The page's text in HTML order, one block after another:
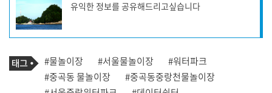
작
성
자
프
필
유익한 정보를 공유해드리고싶습니다
기
사
관
련
태
그
#물놀이장 #서울물놀이장
#워터파크
#중곡동 물놀이장
#중곡동중랑천물놀이장